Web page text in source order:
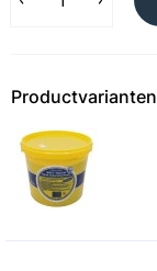
Productvarianten